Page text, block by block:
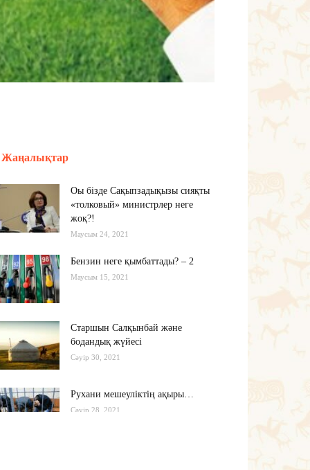
Жаңалықтар
Оы бізде Сақыпзадықызы сияқты
«толковый» министрлер неге
жоқ?!
Маусым 24, 2021
Бензин неге қымбаттады? – 2
Маусым 15, 2021
Старшын Салқынбай және
бодандық жүйесі
Сәуір 30, 2021
Рухани мешеуліктің ақыры…
Сәуір 28, 2021